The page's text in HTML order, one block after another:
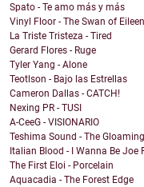
Spato - Te amo más y más
Vinyl Floor - The Swan of
La Triste Tristeza - Tired
Gerard Flores - Ruge
Tyler Yang - Alone
Teotlson - Bajo las Estrellas
Cameron Dallas - CATCH!
Nexing PR - TUSI
A-CeeG - VISIONARIO
Teshima Sound - The Gloaming
Italian Blood - I Wanna Be Joe
The First Eloi - Porcelain
Aquacadia - The Forest Edge